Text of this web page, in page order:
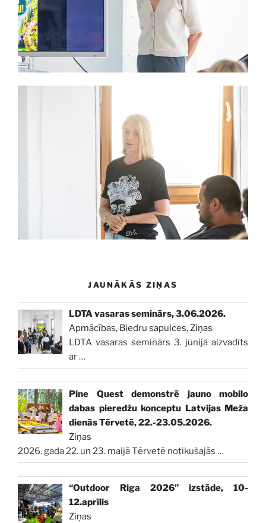
JAUNĀKĀS ZIŅAS
LDTA vasaras seminārs, 3.06.2026.
Apmācības, Biedru sapulces,Ziņas
LDTA vasaras seminārs 3. jūnijā aizvadīts
ar…
Pine Quest demonstrē jauno mobilo
dabas pieredžu konceptu Latvijas Meža
dienās Tērvetē, 22.-23.05.2026.
Ziņas
2026. gada 22. un 23. maijā Tērvetē notikušajās …
“Outdoor Riga 2026” izstāde, 10-
12.aprīlis
Ziņas